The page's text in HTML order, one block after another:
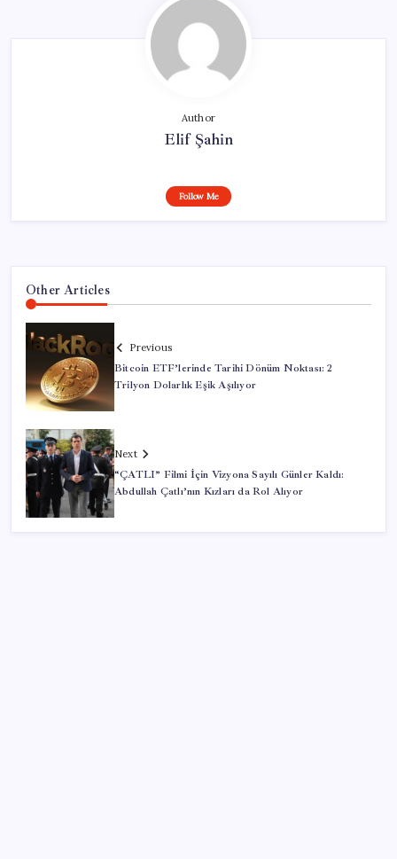
Author
Elif Şahin
Follow Me
Other Articles
Previous
Bitcoin ETF’lerinde Tarihi Dönüm Noktası: 2
Trilyon Dolarlık Eşik Aşılıyor
Next
“ÇATLI” Filmi İçin Vizyona Sayılı Günler Kaldı:
Abdullah Çatlı’nın Kızları da Rol Alıyor